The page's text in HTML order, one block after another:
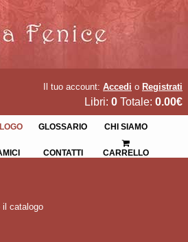
Il tuo account: Accedi o Registrati
Libri: 0 Totale: 0.00€
GLOSSARIO CHI SIAMO
CONTATTI CARRELLO
il catalogo